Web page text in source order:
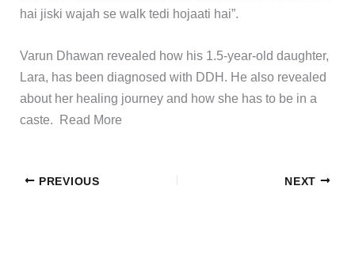
hai jiski wajah se walk tedi hojaati hai”.
​Varun Dhawan revealed how his 1.5-year-old daughter,
Lara, has been diagnosed with DDH. He also revealed
about her healing journey and how she has to be in a
caste. ​Read More
PREVIOUS NEXT